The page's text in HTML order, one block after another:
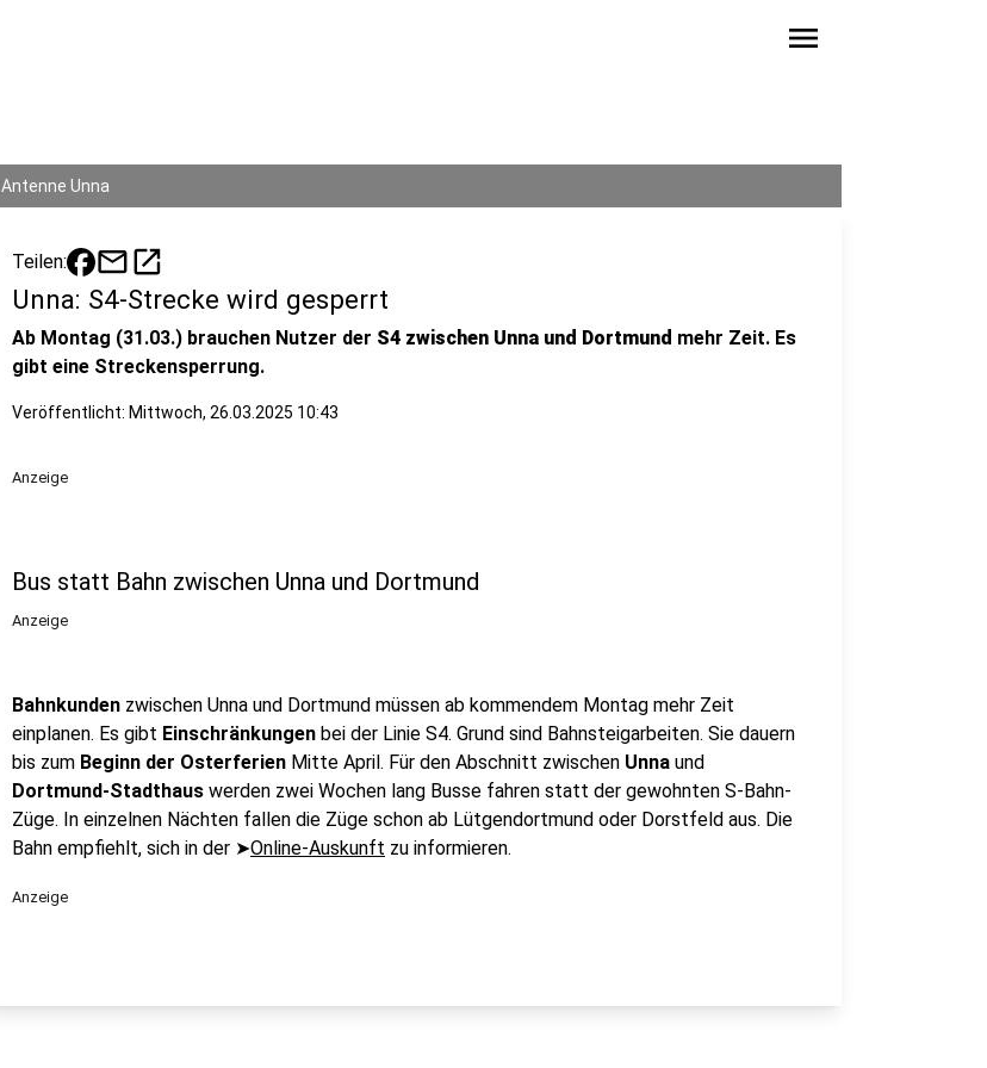
menu
Antenne Unna
Teilen: mailopen_in_new
Unna: S4-Strecke wird gesperrt
Ab Montag (31.03.) brauchen Nutzer der S4 zwischen Unna und Dortmund mehr Zeit. Es
gibt eine Streckensperrung.
Veröffentlicht: Mittwoch, 26.03.2025 10:43
Anzeige
Bus statt Bahn zwischen Unna und Dortmund
Anzeige
Bahnkunden zwischen Unna und Dortmund müssen ab kommendem Montag mehr Zeit
einplanen. Es gibt Einschränkungen bei der Linie S4. Grund sind Bahnsteigarbeiten. Sie dauern
bis zum Beginn der Osterferien Mitte April. Für den Abschnitt zwischen Unna und
Dortmund-Stadthaus werden zwei Wochen lang Busse fahren statt der gewohnten S-Bahn-
Züge. In einzelnen Nächten fallen die Züge schon ab Lütgendortmund oder Dorstfeld aus. Die
Bahn empfiehlt, sich in der ➤Online-Auskunft zu informieren.
Anzeige